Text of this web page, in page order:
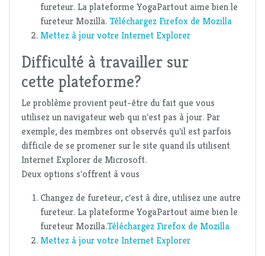
fureteur. La plateforme YogaPartout aime bien le
fureteur Mozilla.Téléchargez Firefox de Mozilla
Mettez à jour votre Internet Explorer
Difficulté à travailler sur
cette plateforme?
Le problème provient peut-être du fait que vous
utilisez un navigateur web qui n'est pas à jour. Par
exemple, des membres ont observés qu'il est parfois
difficile de se promener sur le site quand ils utilisent
Internet Explorer de Microsoft.
Deux options s'offrent à vous
Changez de fureteur, c'est à dire, utilisez une autre
fureteur. La plateforme YogaPartout aime bien le
fureteur Mozilla.Téléchargez Firefox de Mozilla
Mettez à jour votre Internet Explorer